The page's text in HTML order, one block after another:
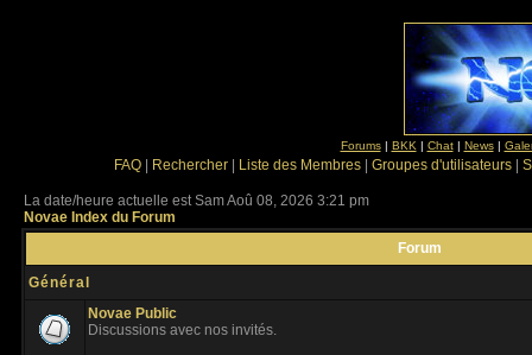
Forums| BKK | Chat| News|
FAQ Rechercher Liste des Membres Groupes d'utilisateurs
La date/heure actuelle est Sam Aoû 08, 2026 3:21 pm
Novae Index du Forum
Forum
Général
Novae Public
Discussions avec nos invités.